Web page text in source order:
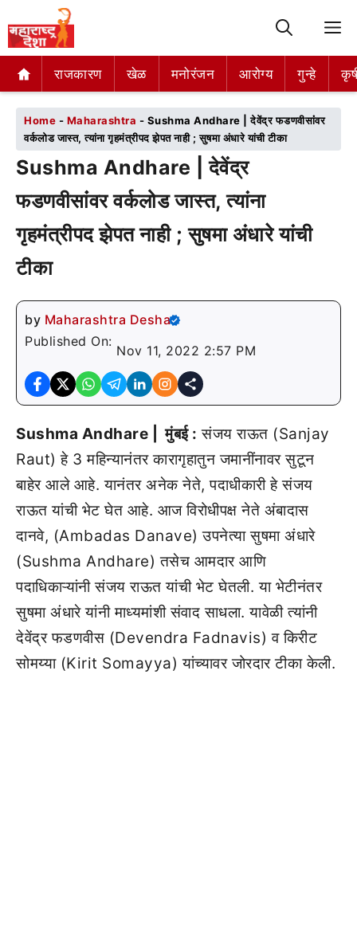
राजकारण खेळ मनोरंजन आरोग्य गुन्हे
राजकारण खेळ मनोरंजन आरोग्य गुन्हे
Home - Maharashtra - Sushma Andhare | देवेंद्र फडणवीसांंवर
वर्कलोड जास्त, त्यांना गृहमंत्रीपद झेपत नाही ; सुषमा अंधारे यांची टीका
Sushma Andhare | देवेंद्र
फडणवीसांंवर वर्कलोड जास्त, त्यांना
गृहमंत्रीपद झेपत नाही ; सुषमा अंधारे यांची
टीका
by Maharashtra Desha
Published On:
Nov 11, 2022 2:57 PM
Sushma Andhare | मुंबई : संजय राऊत (Sanjay
Raut) हे 3 महिन्यानंतर कारागृहातुन जमानींनावर सुटून
बाहेर आले आहे. यानंतर अनेक नेते, पदाधीकारी हे संजय
राऊत यांची भेट घेत आहे. आज विरोधीपक्ष नेते अंबादास
दानवे, (Ambadas Danave) उपनेत्या सुषमा अंधारे
(Sushma Andhare) तसेच आमदार आणि
पदाधिकाऱ्यांनी संजय राऊत यांची भेट घेतली. या भेटीनंतर
सुषमा अंधारे यांनी माध्यमांशी संवाद साधला. यावेळी त्यांनी
देवेंद्र फडणवीस (Devendra Fadnavis) व किरीट
सोमय्या (Kirit Somayya) यांच्यावर जोरदार टीका केली.